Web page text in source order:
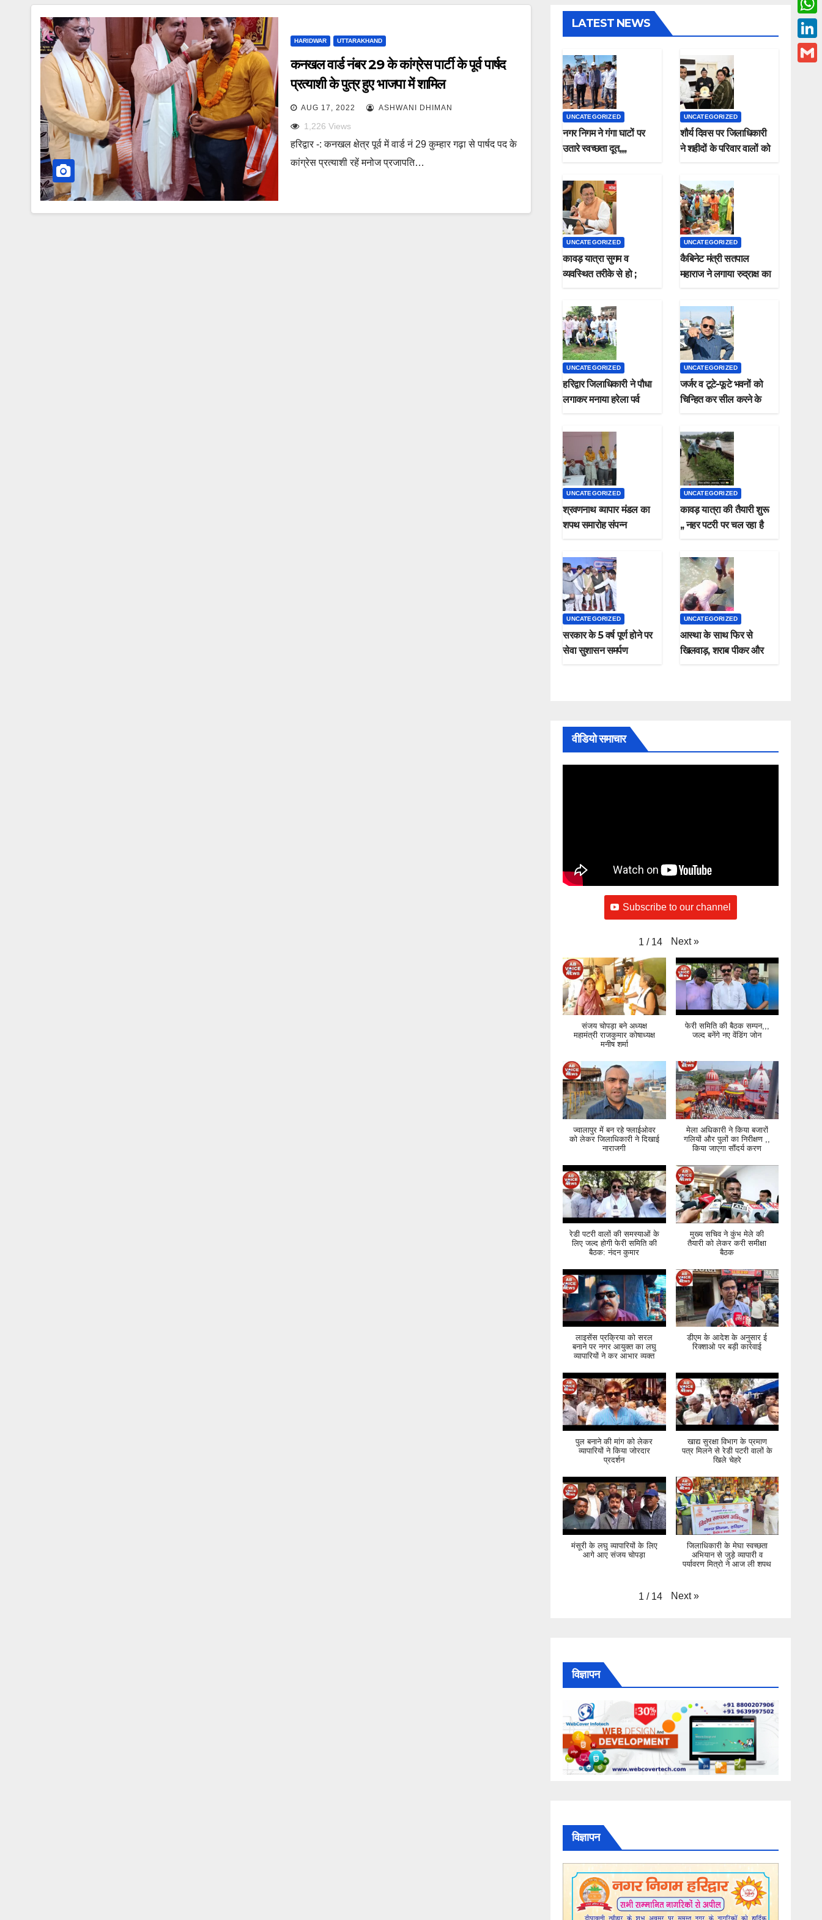
HARIDWAR UTTARAKHAND
कनखल वार्ड नंबर 29 के कांग्रेस पार्टी के पूर्व पार्षद
प्रत्याशी के पुत्र हुए भाजपा में शामिल
AUG 17, 2022 ASHWANI DHIMAN
1,226 Views
हरिद्वार -: कनखल क्षेत्र पूर्व में वार्ड नं 29 कुम्हार गढ़ा से पार्षद पद के
कांग्रेस प्रत्याशी रहें मनोज प्रजापति…
LATEST NEWS
UNCATEGORIZED
नगर निगम ने गंगा घाटों पर
उतारे स्वच्छता दूत,,,,
UNCATEGORIZED
शौर्य दिवस पर जिलाधिकारी
ने शहीदों के परिवार वालों को
UNCATEGORIZED
कावड़ यात्रा सुगम व
व्यवस्थित तरीके से हो ;
UNCATEGORIZED
कैबिनेट मंत्री सतपाल
महाराज ने लगाया रुद्राक्ष का
UNCATEGORIZED
हरिद्वार जिलाधिकारी ने पौधा
लगाकर मनाया हरेला पर्व
UNCATEGORIZED
जर्जर व टूटे-फूटे भवनों को
चिन्हित कर सील करने के
UNCATEGORIZED
श्रवणनाथ व्यापार मंडल का
शपथ समारोह संपन्न
UNCATEGORIZED
कावड़ यात्रा की तैयारी शुरू
,, नहर पटरी पर चल रहा है
UNCATEGORIZED
सरकार के 5 वर्ष पूर्ण होने पर
सेवा सुशासन समर्पण
UNCATEGORIZED
आस्था के साथ फिर से
खिलवाड़, शराब पीकर और
वीडियो समाचार
Subscribe to our channel
1 / 14 Next »
संजय चोपड़ा बने अध्यक्ष
महामंत्री राजकुमार कोषाध्यक्ष
मनीष शर्मा
फेरी समिति की बैठक सम्पन,,,
जल्द बनेंगे नए वेंडिंग जोन
ज्वालापुर में बन रहे फ्लाईओवर
को लेकर जिलाधिकारी ने दिखाई
नाराजगी
मेला अधिकारी ने किया बजारों
गलियों और पुलों का निरीक्षण ,,
किया जाएगा सौंदर्य करण
रेडी पटरी वालों की समस्याओं के
लिए जल्द होगी फेरी समिति की
बैठक: नंदन कुमार
मुख्य सचिव ने कुंभ मेले की
तैयारी को लेकर करी समीक्षा
बैठक
लाइसेंस प्रक्रिया को सरल
बनाने पर नगर आयुक्त का लघु
व्यापारियों ने कर आभार व्यक्त
डीएम के आदेश के अनुसार ई
रिक्शाओ पर बड़ी कार्रवाई
पुल बनाने की मांग को लेकर
व्यापारियों ने किया जोरदार
प्रदर्शन
खाद्य सुरक्षा विभाग के प्रमाण
पत्र मिलने से रेडी पटरी वालों के
खिले चेहरे
मंसूरी के लघु व्यापारियों के लिए
आगे आए संजय चोपड़ा
जिलाधिकारी के मेघा स्वच्छता
अभियान से जुड़े व्यापारी व
पर्यावरण मित्रो ने आज ली शपथ
1 / 14 Next »
विज्ञापन
विज्ञापन
c
e
b
w
i
W
h
a
L